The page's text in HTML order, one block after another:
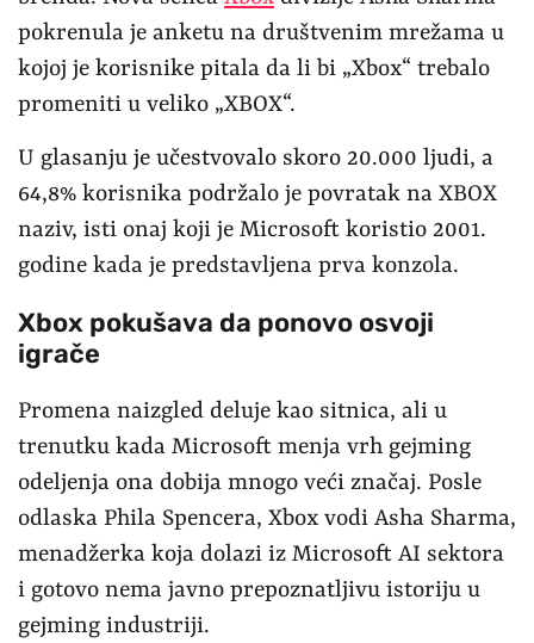
pokrenula je anketu na društvenim mrežama u
kojoj je korisnike pitala da li bi „Xbox“ trebalo
promeniti u veliko „XBOX“.
U glasanju je učestvovalo skoro 20.000 ljudi, a
64,8% korisnika podržalo je povratak na XBOX
naziv, isti onaj koji je Microsoft koristio 2001.
godine kada je predstavljena prva konzola.
Xbox pokušava da ponovo osvoji
igrače
Promena naizgled deluje kao sitnica, ali u
trenutku kada Microsoft menja vrh gejming
odeljenja ona dobija mnogo veći značaj. Posle
odlaska Phila Spencera, Xbox vodi Asha Sharma,
menadžerka koja dolazi iz Microsoft AI sektora
i gotovo nema javno prepoznatljivu istoriju u
gejming industriji.